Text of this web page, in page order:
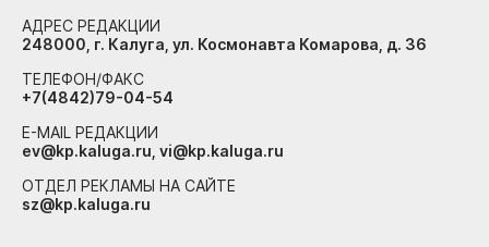
АДРЕС РЕДАКЦИИ
248000, г. Калуга, ул. Космонавта Комарова, д. 36
ТЕЛЕФОН/ФАКС
+7(4842)79-04-54
E-MAIL РЕДАКЦИИ
ev@kp.kaluga.ru, vi@kp.kaluga.ru
ОТДЕЛ РЕКЛАМЫ НА САЙТЕ
sz@kp.kaluga.ru